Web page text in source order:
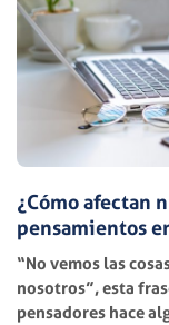
¿Cómo afectan
pensamientos
“No vemos las
nosotros”, esta
pensadores hace